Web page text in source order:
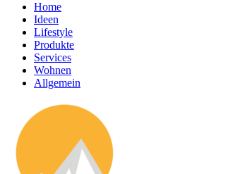
Home
Ideen
Lifestyle
Produkte
Services
Wohnen
Allgemein